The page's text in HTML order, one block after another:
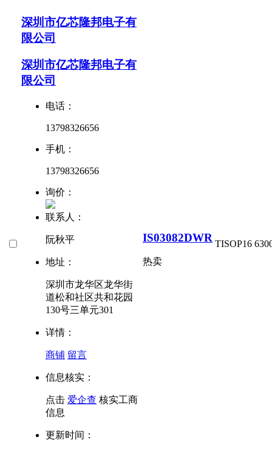
深圳市亿芯隆邦电子有
限公司
深圳市亿芯隆邦电子有
限公司
电话：
13798326656
手机：
13798326656
询价：
联系人：
阮秋平
地址：
深圳市龙华区龙华街
道松和社区共和花园
130号三单元301
详情：
商铺 留言
信息核实：
点击 爱企查 核实工商
信息
更新时间：
IS03082DWR
热卖
TISOP16